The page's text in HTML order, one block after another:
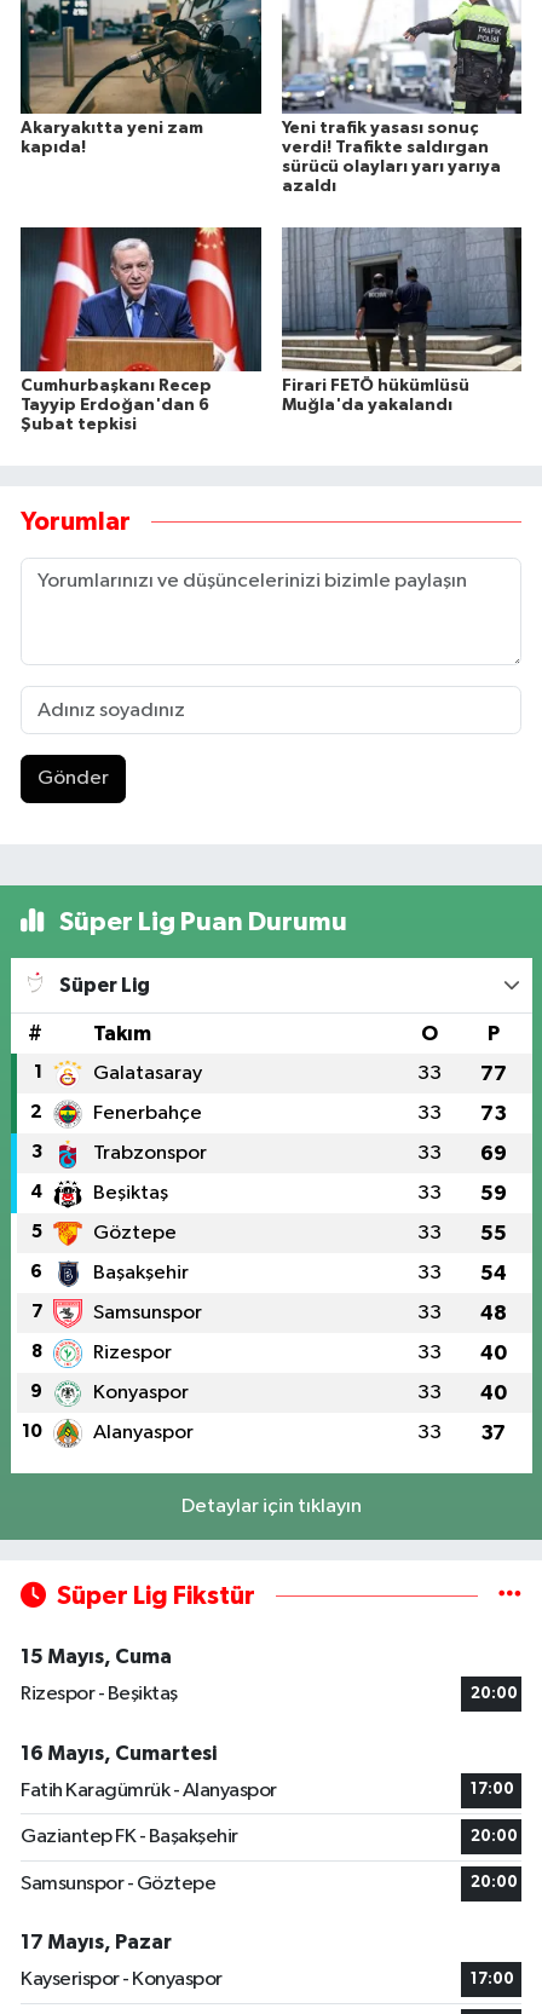
Akaryakıtta yeni zam
kapıda!
Yeni trafik yasası sonuç
verdi! Trafikte saldırgan
sürücü olayları yarı yarıya
azaldı
Cumhurbaşkanı Recep
Tayyip Erdoğan'dan 6
Şubat tepkisi
Firari FETÖ hükümlüsü
Muğla'da yakalandı
Yorumlar
Gönder
Süper Lig Puan Durumu
Süper Lig
# Takım O P
1 Galatasaray 33 77
2 Fenerbahçe 33 73
3 Trabzonspor 33 69
4 Beşiktaş 33 59
5 Göztepe 33 55
6 Başakşehir 33 54
7 Samsunspor 33 48
8 Rizespor 33 40
9 Konyaspor 33 40
10 Alanyaspor 33 37
Detaylar için tıklayın
Süper Lig Fikstür
15 Mayıs, Cuma
Rizespor - Beşiktaş
20:00
16 Mayıs, Cumartesi
Fatih Karagümrük - Alanyaspor
17:00
Gaziantep FK - Başakşehir 20:00
Samsunspor - Göztepe 20:00
17 Mayıs, Pazar
Kayserispor - Konyaspor
17:00